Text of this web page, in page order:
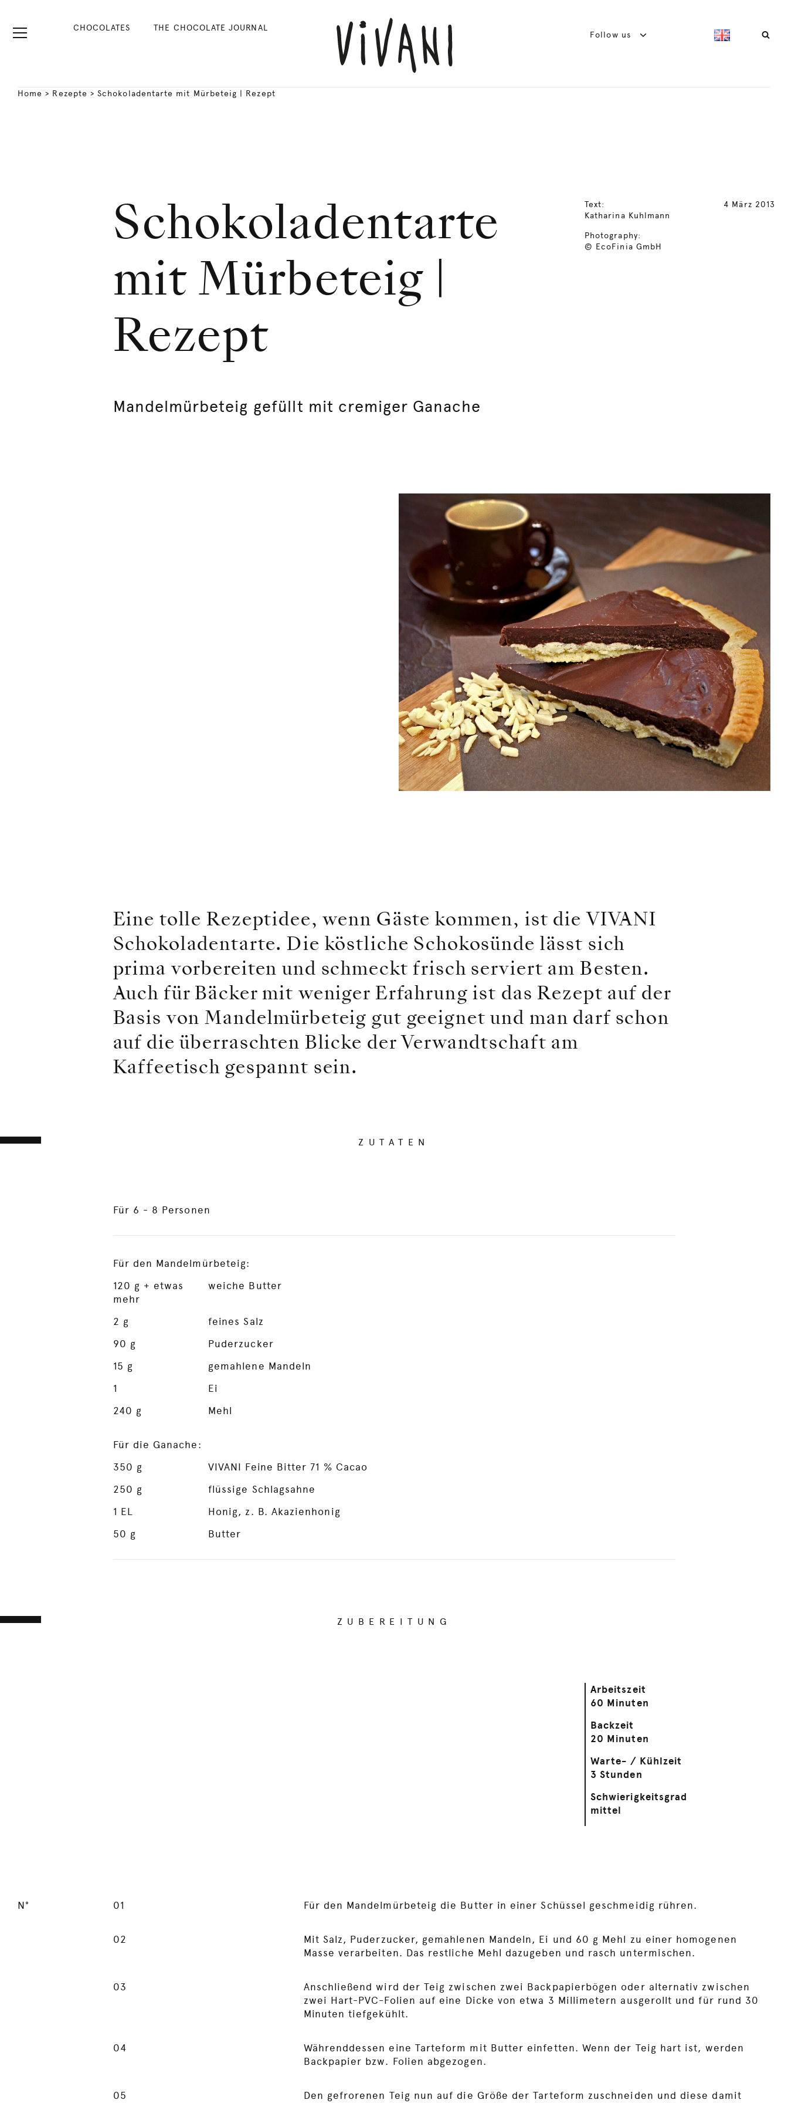
CHOCOLATES THE CHOCOLATE JOURNAL
Follow us
Home > Rezepte >Schokoladentarte mit Mürbeteig | Rezept
Schokoladentarte
mit Mürbeteig |
Rezept
Mandelmürbeteig gefüllt mit cremiger Ganache
Text:
Katharina Kuhlmann
Photography:
© EcoFinia GmbH
4 März 2013
Eine tolle Rezeptidee, wenn Gäste kommen, ist die VIVANI
Schokoladentarte. Die köstliche Schokosünde lässt sich
prima vorbereiten und schmeckt frisch serviert am Besten.
Auch für Bäcker mit weniger Erfahrung ist das Rezept auf der
Basis von Mandelmürbeteig gut geeignet und man darf schon
auf die überraschten Blicke der Verwandtschaft am
Kaffeetisch gespannt sein.
ZUTATEN
Für 6 - 8 Personen
Für den Mandelmürbeteig:
120 g + etwas
mehr
weiche Butter
2 g
feines Salz
90 g
Puderzucker
15 g
gemahlene Mandeln
1
Ei
240 g Mehl
Für die Ganache:
350 g
VIVANI Feine Bitter 71 % Cacao
250 g
flüssige Schlagsahne
1 EL
Honig, z. B. Akazienhonig
50 g Butter
ZUBEREITUNG
Arbeitszeit
60 Minuten
Backzeit
20 Minuten
Warte- / Kühlzeit
3 Stunden
Schwierigkeitsgrad
mittel
N° 01 Für den Mandelmürbeteig die Butter in einer Schüssel geschmeidig rühren.
02
Mit Salz, Puderzucker, gemahlenen Mandeln, Ei und 60 g Mehl zu einer homogenen
Masse verarbeiten. Das restliche Mehl dazugeben und rasch untermischen.
03
Anschließend wird der Teig zwischen zwei Backpapierbögen oder alternativ zwischen
zwei Hart-PVC-Folien auf eine Dicke von etwa 3 Millimetern ausgerollt und für rund 30
Minuten tiefgekühlt.
04
Währenddessen eine Tarteform mit Butter einfetten. Wenn der Teig hart ist, werden
Backpapier bzw. Folien abgezogen.
05 Den gefrorenen Teig nun auf die Größe der Tarteform zuschneiden und diese damit